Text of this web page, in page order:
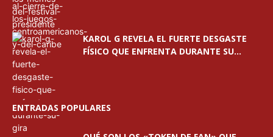
KAROL G REVELA EL FUERTE DESGASTE
FÍSICO QUE ENFRENTA DURANTE SU...
ENTRADAS POPULARES